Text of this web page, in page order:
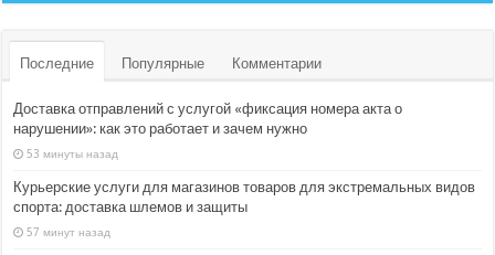
Последние Популярные Комментарии
Доставка отправлений с услугой «фиксация номера акта о
нарушении»: как это работает и зачем нужно
53 минуты назад
Курьерские услуги для магазинов товаров для экстремальных видов
спорта: доставка шлемов и защиты
57 минут назад